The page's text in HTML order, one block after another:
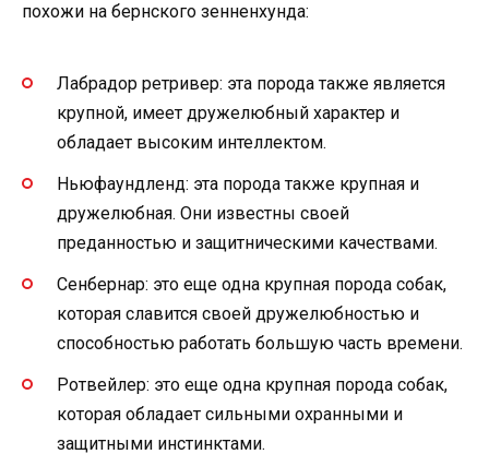
похожи на бернского зенненхунда:
Лабрадор ретривер: эта порода также является
крупной, имеет дружелюбный характер и
обладает высоким интеллектом.
Ньюфаундленд: эта порода также крупная и
дружелюбная. Они известны своей
преданностью и защитническими качествами.
Сенбернар: это еще одна крупная порода собак,
которая славится своей дружелюбностью и
способностью работать большую часть времени.
Ротвейлер: это еще одна крупная порода собак,
которая обладает сильными охранными и
защитными инстинктами.